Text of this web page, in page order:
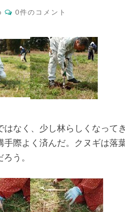
コ
メ
0件のコメント
なく、少し林らしくなって
際よく済んだ。クヌギは落
う。